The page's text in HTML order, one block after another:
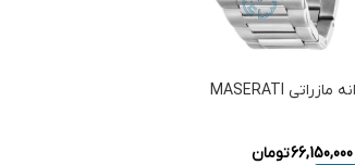
ساعت مچی مردانه مازراتی MASERATI
66,150,000تومان